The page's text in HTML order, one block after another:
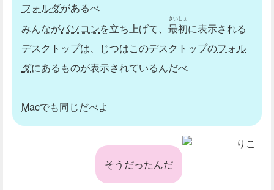
フォルダがあるべ
みんながパソコンを立ち上げて、 最初
さいしょ
に表示される
デスクトップは、じつはこのデスクトップのフォル
ダにあるものが表示されているんだべ
Macでも同じだべよ
りこ
そうだったんだ